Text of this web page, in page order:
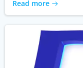
Read more